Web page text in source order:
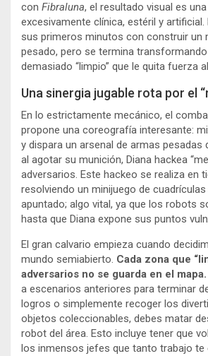
con Fibraluna, el resultado visual es
excesivamente clínica, estéril y artificial.
sus primeros minutos con construir un
pesado, pero se termina
demasiado “limpio” que le quita fuerza
Una sinergia jugable rota por el
En lo estrictamente mecánico, el
propone una coreografía interesante:
y dispara un arsenal de armas pesadas
al agotar su munición, Diana hackea
adversarios. Este hackeo se realiza en
resolviendo un minijuego de cuadrículas
apuntado; algo vital, ya que los robots
hasta que Diana expone sus puntos
El gran calvario empieza cuando
mundo semiabierto. Cada zona que
adversarios no se guarda en el mapa.
a escenarios anteriores para terminar
logros o simplemente recoger los
objetos coleccionables, debes matar
robot del área. Esto incluye tener que
los inmensos jefes que tanto trabajo te